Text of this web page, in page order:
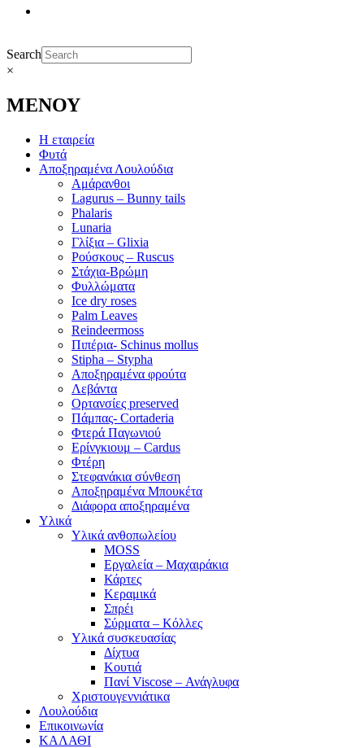
Search
×
ΜΕΝΟΥ
Η εταιρεία
Φυτά
Αποξηραμένα Λουλούδια
Αμάρανθοι
Lagurus – Bunny tails
Phalaris
Lunaria
Γλίξια – Glixia
Ρούσκους – Ruscus
Στάχια-Βρώμη
Φυλλώματα
Ice dry roses
Palm Leaves
Reindeermoss
Πιπέρια- Schinus mollus
Stipha – Stypha
Αποξηραμένα φρούτα
Λεβάντα
Ορτανσίες preserved
Πάμπας- Cortaderia
Φτερά Παγωνιού
Ερίνγκιουμ – Cardus
Φτέρη
Στεφανάκια σύνθεση
Αποξηραμένα Μπουκέτα
Διάφορα αποξηραμένα
Υλικά
Υλικά ανθοπωλείου
MOSS
Εργαλεία – Μαχαιράκια
Κάρτες
Κεραμικά
Σπρέι
Σύρματα – Κόλλες
Υλικά συσκευασίας
Δίχτυα
Κουτιά
Πανί Viscose – Ανάγλυφα
Χριστουγεννιάτικα
Λουλούδια
Επικοινωνία
ΚΑΛΑΘΙ